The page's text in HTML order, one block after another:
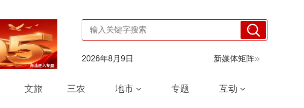
2026年8月9日 新媒体矩阵
文旅 三农 地市 专题 互动